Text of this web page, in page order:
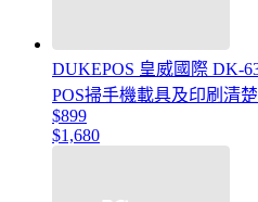
DUKEPOS 皇威國際 DK-
POS掃手機載具及印刷清
$899
$1,680